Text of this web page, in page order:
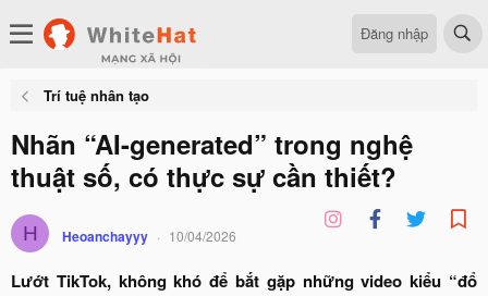
Đăng nhập
Trí tuệ nhân tạo
Nhãn “AI-generated” trong nghệ
thuật số, có thực sự cần thiết?
H Heoanchayyy 10/04/2026
Lướt TikTok, không khó để bắt gặp những video kiểu “đổ